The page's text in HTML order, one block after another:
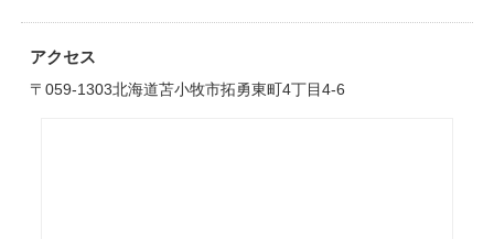
アクセス
〒059-1303北海道苫小牧市拓勇東町4丁目4-6